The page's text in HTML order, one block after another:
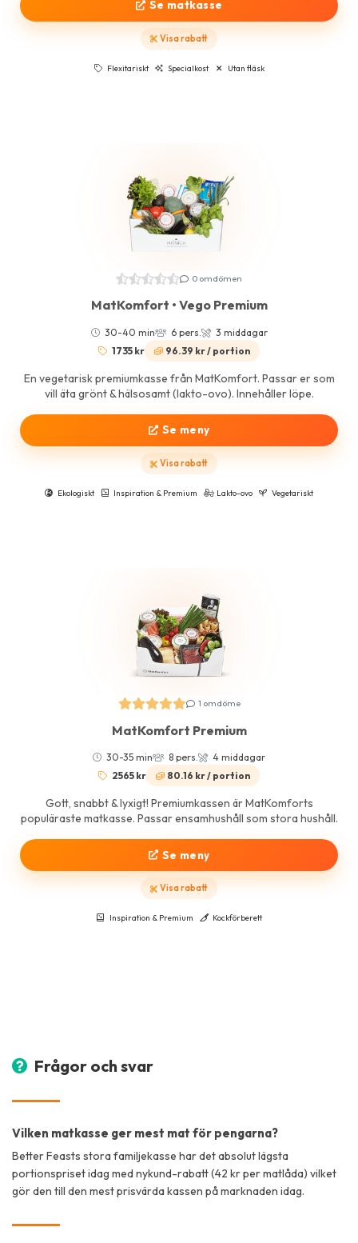
Se matkasse
Visa rabatt
Flexitariskt Specialkost Utan fläsk
0 omdömen
MatKomfort • Vego Premium
30-40 min 6 pers.
3 middagar
1735 kr
96.39 kr / portion
En vegetarisk premiumkasse från MatKomfort. Passar er som
vill äta grönt & hälsosamt (lakto-ovo). Innehåller löpe.
Se meny
Visa rabatt
Ekologiskt Inspiration & Premium Lakto-ovo Vegetariskt
1 omdöme
MatKomfort Premium
30-35 min 8 pers.
4 middagar
2565 kr
80.16 kr / portion
Gott, snabbt & lyxigt! Premiumkassen är MatKomforts
populäraste matkasse. Passar ensamhushåll som stora hushåll.
Se meny
Visa rabatt
Inspiration & Premium Kockförberett
Frågor och svar
Vilken matkasse ger mest mat för pengarna?
Better Feasts stora familjekasse har det absolut lägsta
portionspriset idag med nykund-rabatt (42 kr per matlåda) vilket
gör den till den mest prisvärda kassen på marknaden idag.